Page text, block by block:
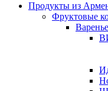
Продукты из
Фруктовые
Варенье